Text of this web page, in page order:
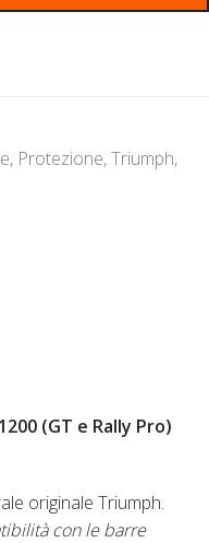
, Protezione,Triumph,
(GT e Rally Pro)
originale Triumph.
con le barre